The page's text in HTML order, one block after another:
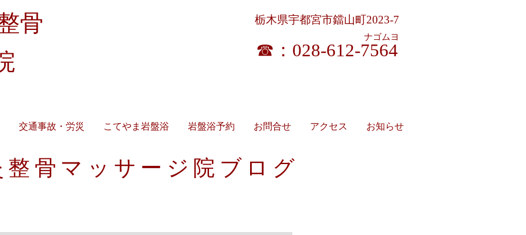
骨 栃木県宇都宮市鐺山町2023-7
☎：028-612-7564
ナゴムヨ
交通事故・労災 こてやま岩盤浴 岩盤浴予約 お問合せ アクセス お知らせ
骨マッサージ院ブログ